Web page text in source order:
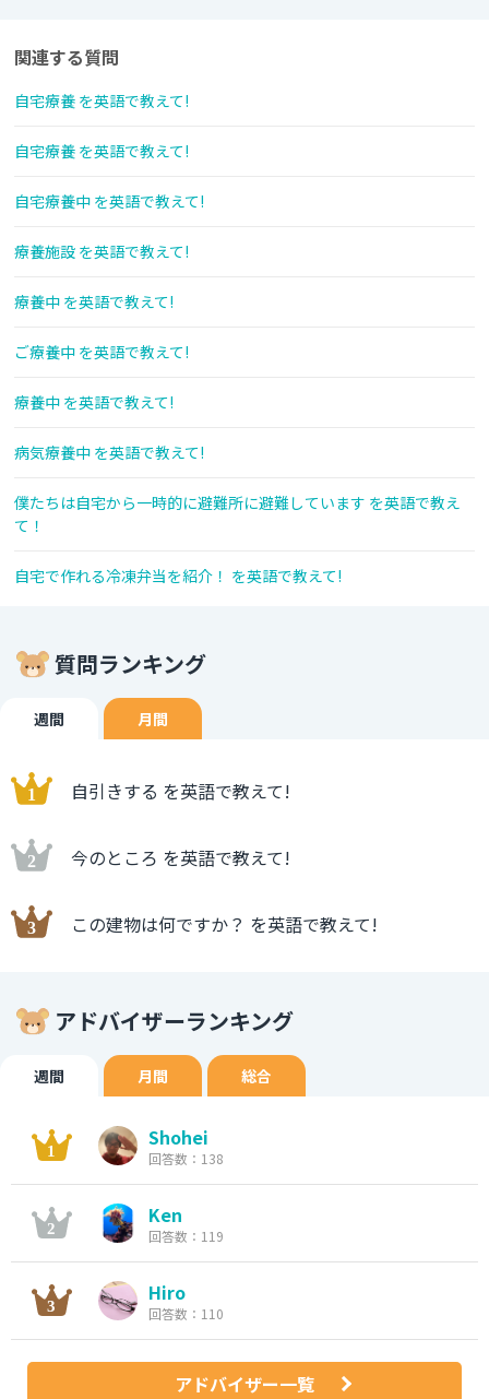
関連する質問
自宅療養 を英語で教えて!
自宅療養 を英語で教えて!
自宅療養中 を英語で教えて!
療養施設 を英語で教えて!
療養中 を英語で教えて!
ご療養中 を英語で教えて!
療養中 を英語で教えて!
病気療養中 を英語で教えて!
僕たちは自宅から一時的に避難所に避難しています を英語で教え
て！
自宅で作れる冷凍弁当を紹介！ を英語で教えて!
質問ランキング
週間 月間
自引きする を英語で教えて!
今のところ を英語で教えて!
この建物は何ですか？ を英語で教えて!
アドバイザーランキング
週間 月間 総合
Shohei
回答数：138
Ken
回答数：119
Hiro
回答数：110
アドバイザー一覧